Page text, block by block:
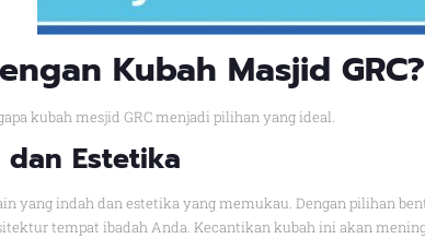
Kubah Masjid GRC?
kubah mesjid GRC menjadi pilihan yang ideal.
dan Estetika
yang indah dan estetika yang memukau. Dengan pilihan
tempat ibadah Anda. Kecantikan kubah ini akan